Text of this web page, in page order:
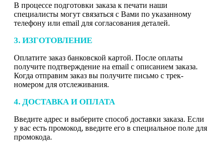
В процессе подготовки заказа к печати наши
специалисты могут связаться с Вами по указанному
телефону или email для согласования деталей.
3. ИЗГОТОВЛЕНИЕ
Оплатите заказ банковской картой. После оплаты
получите подтверждение на email с описанием заказа.
Когда отправим заказ вы получите письмо с трек-
номером для отслеживания.
4. ДОСТАВКА И ОПЛАТА
Введите адрес и выберите способ доставки заказа. Если
у вас есть промокод, введите его в специальное поле для
промокода.